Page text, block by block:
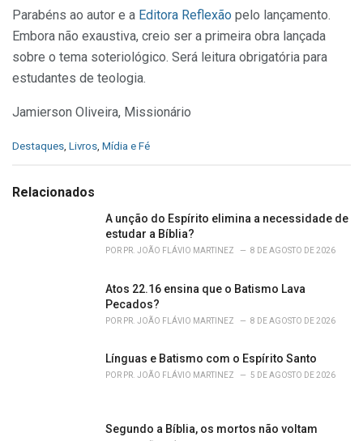
Parabéns ao autor e a Editora Reflexão pelo lançamento.
Embora não exaustiva, creio ser a primeira obra lançada
sobre o tema soteriológico. Será leitura obrigatória para
estudantes de teologia.
Jamierson Oliveira, Missionário
C
e
Destaques Livros Mídia e Fé
Relacionados
A unção do Espírito elimina a necessidade de
estudar a Bíblia?
POR PR. JOÃO FLÁVIO MARTINEZ 8 DE AGOSTO DE 2026
Atos 22.16 ensina que o Batismo Lava
Pecados?
POR PR. JOÃO FLÁVIO MARTINEZ 8 DE AGOSTO DE 2026
Línguas e Batismo com o Espírito Santo
POR PR. JOÃO FLÁVIO MARTINEZ 5 DE AGOSTO DE 2026
Segundo a Bíblia, os mortos não voltam